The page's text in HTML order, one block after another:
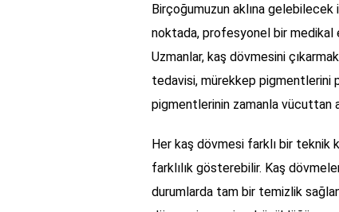
Birçoğumuzun aklına gelebilecek
noktada, profesyonel bir medikal
Uzmanlar, kaş dövmesini
tedavisi, mürekkep pigmentlerini
pigmentlerinin zamanla vücuttan
Her kaş dövmesi farklı bir teknik
farklılık gösterebilir. Kaş
durumlarda tam bir temizlik